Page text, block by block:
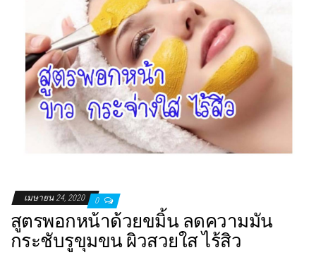
เมษายน 24, 2020 0
สูตรพอกหน้าด้วยขมิ้น ลดความมัน
กระชับรูขุมขน ผิวสวยใส ไร้สิว